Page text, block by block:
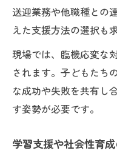
送迎業務や他職種との
えた支援方法の選択も
現場では、臨機応変な
されます。子どもたち
な成功や失敗を共有し
す姿勢が必要です。
学習支援や社会性育